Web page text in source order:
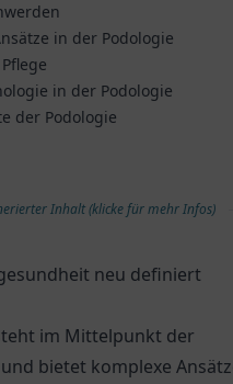
in der Podologie
in der Podologie
der Podologie
Inhalt (klicke für mehr Infos)
neu definiert
im Mittelpunkt der
bietet komplexe